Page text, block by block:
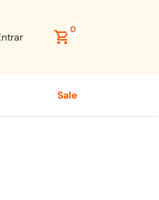
0
sale